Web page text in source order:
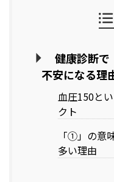
健康診断
不安になる理
血圧150と
クト
「①」の意
多い理由